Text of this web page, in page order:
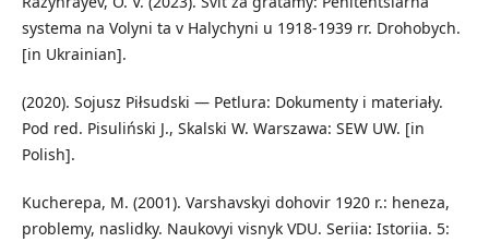
systema na Volyni ta v Halychyni u 1918-1939 rr. Drohobych.
[in Ukrainian].
(2020). Sojusz Piłsudski — Petlura: Dokumenty i materiały.
Pod red. Pisuliński J., Skalski W. Warszawa: SEW UW. [in
Polish].
Kucherepa, M. (2001). Varshavskyi dohovir 1920 r.: heneza,
problemy, naslidky. Naukovyi visnyk VDU. Seriia: Istoriia. 5: